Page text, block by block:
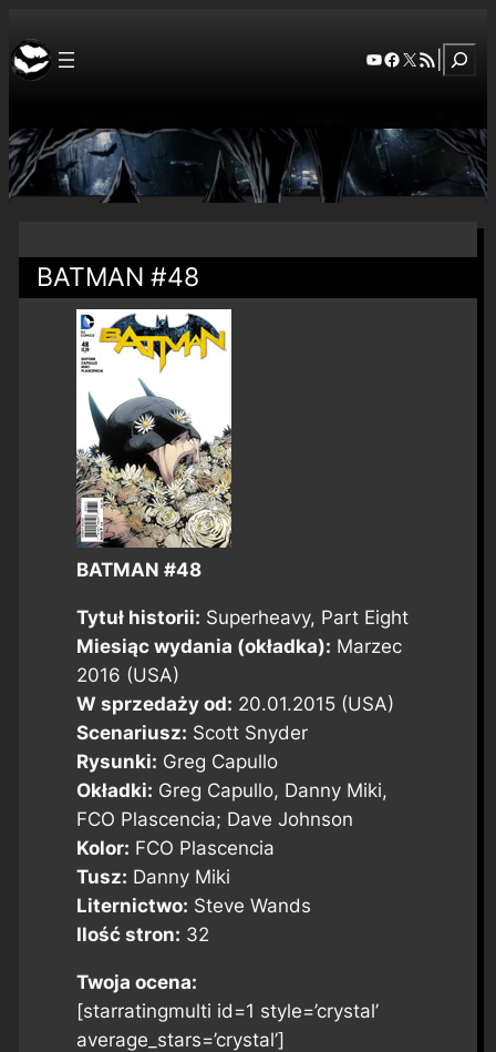
YouTube
Facebook
X RSS Feed
BATMAN #48
BATMAN #48
Tytuł historii: Superheavy, Part Eight
Miesiąc wydania (okładka): Marzec
2016 (USA)
W sprzedaży od: 20.01.2015 (USA)
Scenariusz: Scott Snyder
Rysunki: Greg Capullo
Okładki: Greg Capullo, Danny Miki,
FCO Plascencia; Dave Johnson
Kolor: FCO Plascencia
Tusz: Danny Miki
Liternictwo: Steve Wands
Ilość stron: 32
Twoja ocena:
[starratingmulti id=1 style=’crystal’
average_stars=’crystal’]